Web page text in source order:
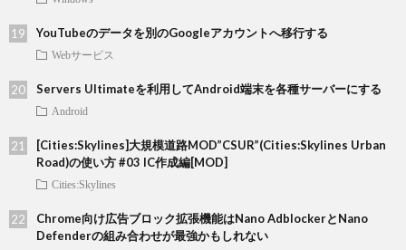
YouTubeのデータを別のGoogleアカウントへ移行する
Webサービス
Servers Ultimateを利用してAndroid端末を各種サーバーにする
Android
[Cities:Skylines]大規模道路MOD”CSUR”(Cities:Skylines Urban
Road)の使い方 #03 IC作成編[MOD]
Cities:Skylines
Chrome向け広告ブロック拡張機能はNano AdblockerとNano
Defenderの組み合わせが最強かもしれない